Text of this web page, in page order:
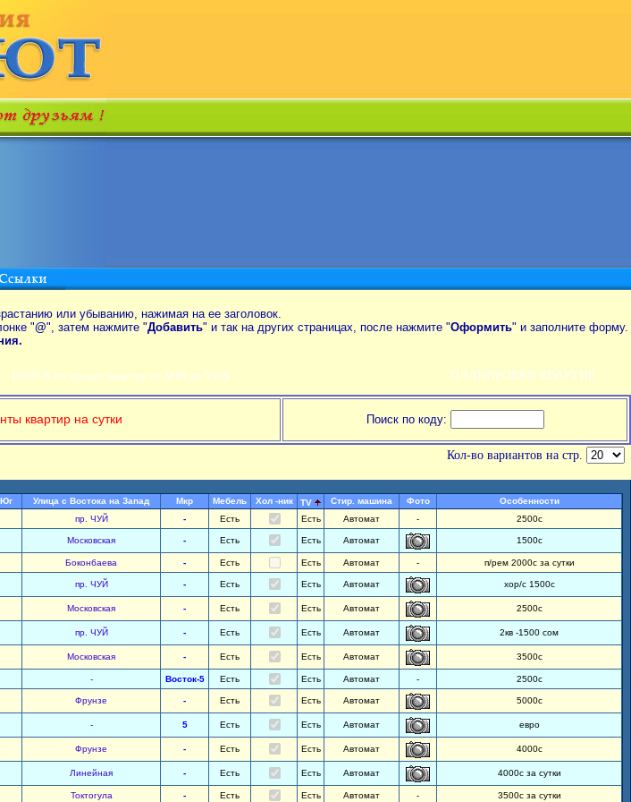
или убыванию, нажимая на ее заголовок.
"@", затем нажмите "Добавить" и так на других страницах, после нажмите "Оформить" и заполните форму.
ПОИСК по аренде квартир от MIN до 550$ ПЛАНИРОВКИ КВАРТИР
квартир на сутки Поиск по коду:
Кол-во вариантов на стр.
Юг Улица с Востока на Запад Мкр Мебель Хол -ник TV Стир. машина Фото
Особенности
пр. ЧУЙ - Есть Есть Автомат - 2500с
Московская - Есть Есть Автомат 1500с
Боконбаева - Есть Есть Автомат - п/рем 2000с за сутки
пр. ЧУЙ - Есть Есть Автомат хор/с 1500с
Московская - Есть Есть Автомат 2500с
пр. ЧУЙ - Есть Есть Автомат 2кв -1500 сом
Московская - Есть Есть Автомат 3500с
- Восток-5 Есть Есть Автомат - 2500с
Фрунзе - Есть Есть Автомат 5000с
- 5 Есть Есть Автомат евро
Фрунзе - Есть Есть Автомат 4000с
Линейная - Есть Есть Автомат 4000с за сутки
Токтогула - Есть Есть Автомат - 3500с за сутки